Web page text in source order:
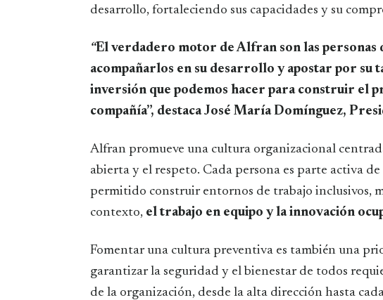
desarrollo, fortaleciendo sus capacidades y su
“El verdadero motor de Alfran son las personas
acompañarlos en su desarrollo y apostar por su
inversión que podemos hacer para construir el
compañía”, destaca José María Domínguez,
Alfran promueve una cultura organizacional
abierta y el respeto. Cada persona es parte activa
permitido construir entornos de trabajo inclusivos,
contexto, el trabajo en equipo y la innovación
Fomentar una cultura preventiva es también una
garantizar la seguridad y el bienestar de todos
de la organización, desde la alta dirección hasta